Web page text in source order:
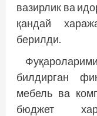
вазирлик ва
қандай
берилди.
билдирган
мебель ва
бюджет